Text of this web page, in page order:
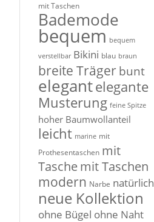
mit Taschen
Bademode
bequem bequem
verstellbar Bikini blau braun
breite Trägerbunt
elegantelegante
Musterung feine Spitze
hoher Baumwollanteil
leicht marine mit
Prothesentaschen mit
Taschemit Taschen
modern Narbe natürlich
neue Kollektion
ohne Bügel ohne Naht